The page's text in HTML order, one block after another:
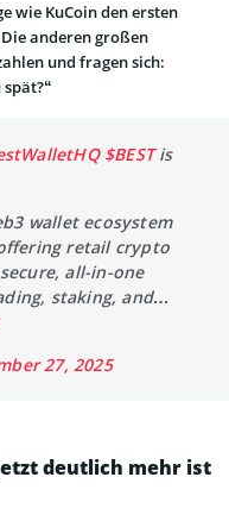
wie KuCoin den ersten
anderen großen
und fragen sich:
$BESTis
wallet ecosystem
retail crypto
all-in-one
staking, and…
27, 2025
deutlich mehr ist